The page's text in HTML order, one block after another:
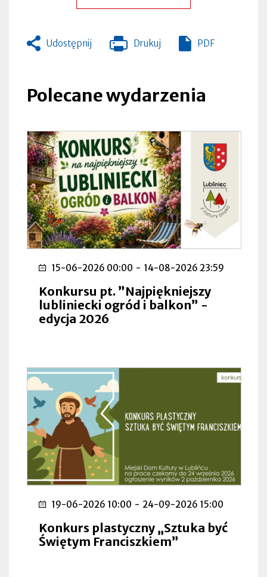
Udostępnij Drukuj
Otworzy
zakładce
PDF
Polecane wydarzenia
15-06-2026 00:00 - 14-08-2026 23:59
Konkursu pt. ”Najpiękniejszy
lubliniecki ogród i balkon” -
edycja 2026
19-06-2026 10:00 - 24-09-2026 15:00
Konkurs plastyczny „Sztuka być
Świętym Franciszkiem”